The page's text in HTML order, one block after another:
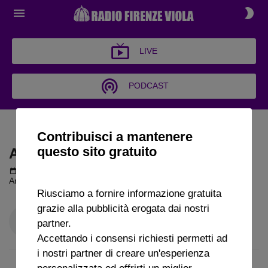
LIVE
PODCAST
ARCHIVI POLVEROSI
ARCHIVI POLVEROSI
Archivi Polverosi - Puntata 31 (3 Ottobre 2025)
Contribuisci a mantenere
questo sito gratuito
Riusciamo a fornire informazione gratuita
grazie alla pubblicità erogata dai nostri
partner.
Accettando i consensi richiesti permetti ad
i nostri partner di creare un'esperienza